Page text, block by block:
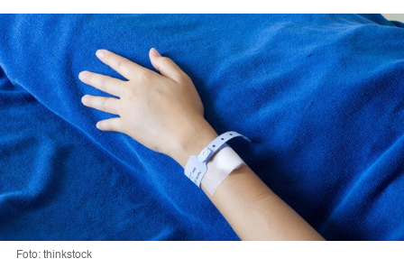
Foto: thinkstock